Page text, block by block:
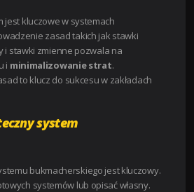
jest kluczowe w systemach
zasad takich jak stawki
i stawki zmienne pozwala na
i minimalizowanie strat.
to klucz do sukcesu w zakładach
system
bukmacherskiego jest kluczowy.
systemów lub opisać własny.